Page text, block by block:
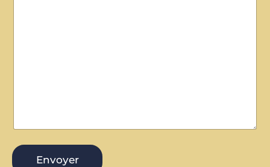
Envoyer